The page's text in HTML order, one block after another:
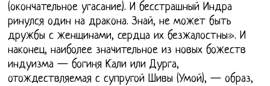
(окончательное угасание). И бесстрашный Индра
ринулся один на дракона. Знай, не может быть
дружбы с женщинами, сердца их безжалостны». И
наконец, наиболее значительное из новых божеств
индуизма — богиня Кали или Дурга,
отождествляемая с супругой Шивы (Умой), — образ,